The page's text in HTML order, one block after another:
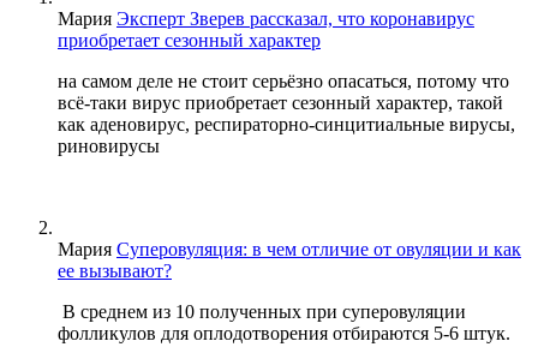
Мария Эксперт Зверев рассказал, что коронавирус
приобретает сезонный характер
на самом деле не стоит серьёзно опасаться, потому что
всё-таки вирус приобретает сезонный характер, такой
как аденовирус, респираторно-синцитиальные вирусы,
риновирусы
Мария Суперовуляция: в чем отличие от овуляции и как
ее вызывают?
В среднем из 10 полученных при суперовуляции
фолликулов для оплодотворения отбираются 5-6 штук.